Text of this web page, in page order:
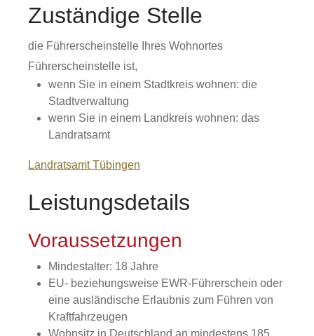
Zuständige Stelle
die Führerscheinstelle Ihres Wohnortes
Führerscheinstelle ist,
wenn Sie in einem Stadtkreis wohnen: die
Stadtverwaltung
wenn Sie in einem Landkreis wohnen: das
Landratsamt
Landratsamt Tübingen
Leistungsdetails
Voraussetzungen
Mindestalter: 18 Jahre
EU- beziehungsweise EWR-Führerschein oder
eine ausländische Erlaubnis zum Führen von
Kraftfahrzeugen
Wohnsitz in Deutschland an mindestens 185